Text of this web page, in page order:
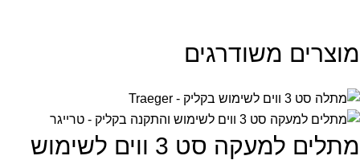
מוצרים משודרגים
מתלים למעקה סט 3 ווים לשימוש